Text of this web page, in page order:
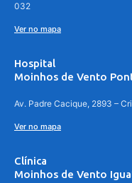
032
Ver no mapa
Hospital
Moinhos de Vento
Av. Padre Cacique, 2893 –
Ver no mapa
Clínica
Moinhos de Vento